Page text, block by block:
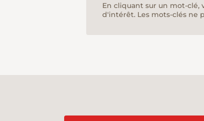
En cliquant sur un mot-clé,
d'intérêt. Les mots-clés ne